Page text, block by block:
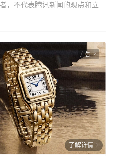
，不代表腾讯新闻的观点和立
广告
了解详情